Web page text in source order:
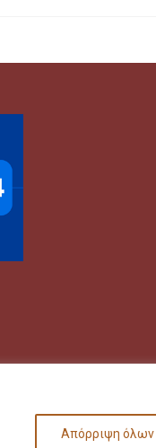
Απόρριψη όλων